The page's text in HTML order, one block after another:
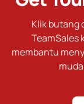
Klik butang
TeamSales
membantu